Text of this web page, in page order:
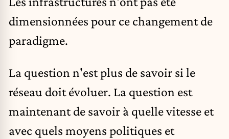
dimensionnées pour ce changement de
paradigme.
La question n'est plus de savoir si le
réseau doit évoluer. La question est
maintenant de savoir à quelle vitesse et
avec quels moyens politiques et